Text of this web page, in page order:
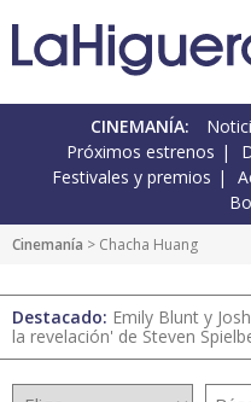
CINEMANÍA:
Próximos estrenos
Festivales y premios
Cinemanía > Chacha Huang
Destacado: Emily Blunt y
la revelación' de Steven